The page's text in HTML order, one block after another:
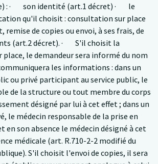
: · son identité (art.1 décret) · le
qu'il choisit : consultation sur place
remise de copies ou envoi, à ses frais, de
(art.2 décret). · S'il choisit la
le demandeur sera informé du nom
les informations : dans un
ou privé participant au service public, le
de la structure ou tout membre du corps
désigné par lui à cet effet ; dans un
le médecin responsable de la prise en
en son absence le médecin désigné à cet
médicale (art. R.710-2-2 modifié du
S'il choisit l'envoi de copies, il sera